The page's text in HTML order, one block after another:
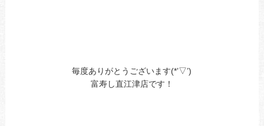
毎度ありがとうございます(*’▽’)
富寿し直江津店です！